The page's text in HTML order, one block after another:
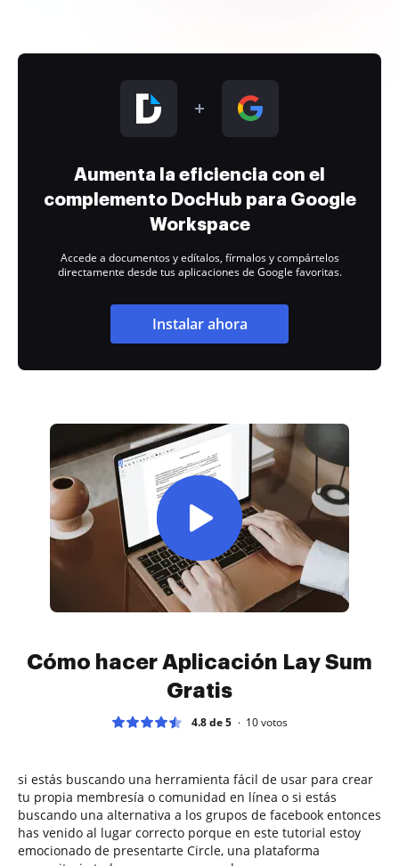
Aumenta la eficiencia con el
complemento DocHub para Google
Workspace
Accede a documentos y edítalos, fírmalos y compártelos
directamente desde tus aplicaciones de Google favoritas.
Instalar ahora
Cómo hacer Aplicación Lay Sum
Gratis
4.8 de 5 10votos
si estás buscando una herramienta fácil de usar para crear
tu propia membresía o comunidad en línea o si estás
buscando una alternativa a los grupos de facebook entonces
has venido al lugar correcto porque en este tutorial estoy
emocionado de presentarte Circle, una plataforma